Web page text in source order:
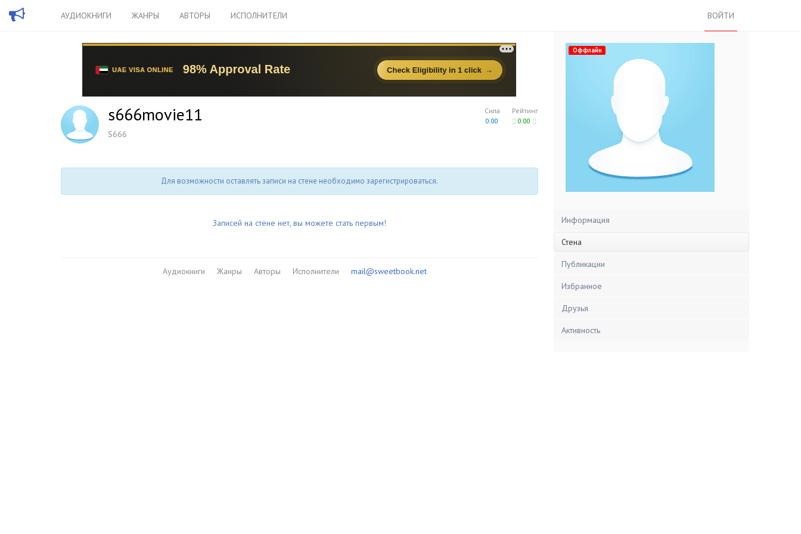
АУДИОКНИГИ ЖАНРЫ АВТОРЫ ИСПОЛНИТЕЛИ ВОЙТИ
Рейтинг
0.00
Сила
0.00
s666movie11
S666
Для возможности оставлять записи на стене необходимо зарегистрироваться.
Записей на стене нет, вы можете стать первым!
Аудиокниги Жанры Авторы Исполнители mail@sweetbook.net
Оффлайн
Информация
Стена
Публикации
Избранное
Друзья
Активность